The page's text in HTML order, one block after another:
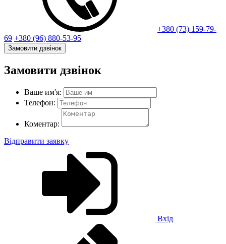
+380 (73) 159-79-
69 +380 (96) 880-53-95
Замовити дзвінок
Замовити дзвінок
Ваше им'я:
Телефон:
Коментар:
Відправити заявку
Вхід